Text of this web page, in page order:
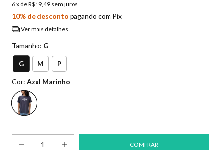
6x deR$19,49 sem juros
10% de desconto pagando com Pix
Ver mais detalhes
Tamanho: G
G M P
Cor: Azul Marinho